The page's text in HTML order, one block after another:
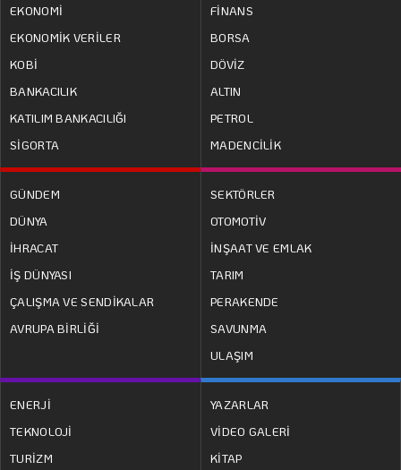
EKONOMİ
EKONOMİK VERİLER
KOBİ
BANKACILIK
KATILIM BANKACILIĞI
SİGORTA
FİNANS
BORSA
DÖVİZ
ALTIN
PETROL
MADENCİLİK
GÜNDEM
DÜNYA
İHRACAT
İŞ DÜNYASI
ÇALIŞMA VE SENDİKALAR
AVRUPA BİRLİĞİ
SEKTÖRLER
OTOMOTİV
İNŞAAT VE EMLAK
TARIM
PERAKENDE
SAVUNMA
ULAŞIM
ENERJİ
TEKNOLOJİ
TURİZM
YAZARLAR
VİDEO GALERİ
KİTAP